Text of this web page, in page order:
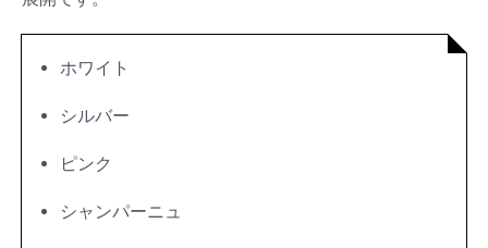
ホワイト
シルバー
ピンク
シャンパーニュ